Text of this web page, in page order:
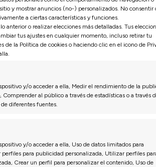
y mostrar anuncios (no-) personalizados. No consentir
a ciertas características y funciones.
anterior o realizar elecciones más detalladas. Tus
tus ajustes en cualquier momento, incluso retirar tu
de la Política de cookies o haciendo clic en el icono de
y/o acceder a ella, Medir el rendimiento de la
al público a través de estadísticas o a través
diferentes fuentes.
y/o acceder a ella, Uso de datos limitados para
perfiles para publicidad personalizada, Utilizar perfiles
Crear un perfil para personalizar el contenido, Uso de
el
*** nos recomendó una
que al principio no habíamos
ha quedado perfecta.
Ya sea que busques unamesa de
estilo y decoración. Nuestras mesas se